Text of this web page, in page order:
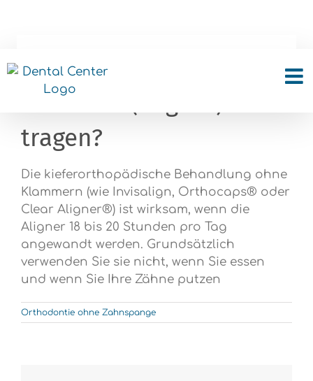
Wie oft muss ich die
Schienen (Aligner)
tragen?
Die kieferorthopädische Behandlung ohne
Klammern (wie Invisalign, Orthocaps® oder
Clear Aligner®) ist wirksam, wenn die
Aligner 18 bis 20 Stunden pro Tag
angewandt werden. Grundsätzlich
verwenden Sie sie nicht, wenn Sie essen
und wenn Sie Ihre Zähne putzen
Orthodontie ohne Zahnspange